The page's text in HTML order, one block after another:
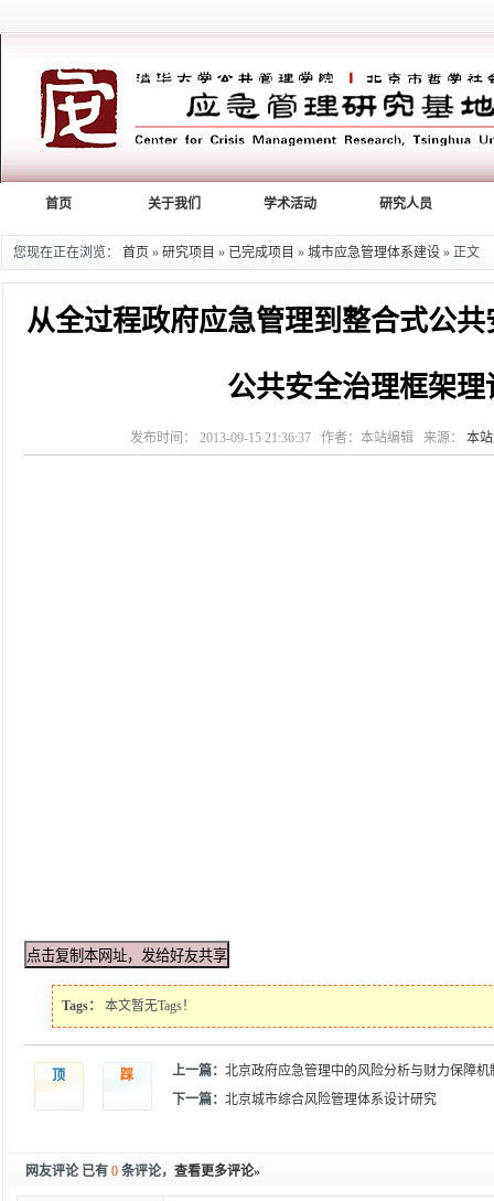
首页 关于我们 学术活动 研究人员
您现在正在浏览： 首页 » 研究项目 » 已完成项目 » 城市应急管理体系建设 » 正文
从全过程政府应急管理到整合式公
公共安全治理框架理
发布时间： 2013-09-15 21:36:37 作者：本站编辑 来源：本
Tags： 本文暂无Tags！
顶 踩 上一篇：北京政府应急管理中的风险分析与财力保障机
下一篇：北京城市综合风险管理体系设计研究
网友评论 已有 0 条评论， 查看更多评论»